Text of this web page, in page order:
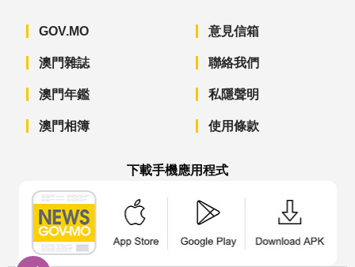
GOV.MO
澳門雜誌
澳門年鑑
澳門相簿
意見信箱
聯絡我們
私隱聲明
使用條款
下載手機應用程式